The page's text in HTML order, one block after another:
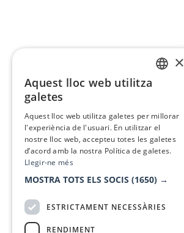
×
Aquest lloc web utilitza
galetes
Aquest lloc web utilitza galetes per millorar
l'experiència de l'usuari. En utilitzar el
nostre lloc web, accepteu totes les galetes
d’acord amb la nostra Política de galetes.
Llegir-ne més
MOSTRA TOTS ELS SOCIS (1650) →
ESTRICTAMENT NECESSÀRIES
RENDIMENT